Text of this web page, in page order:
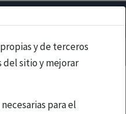
y de terceros
del sitio y mejorar
para el